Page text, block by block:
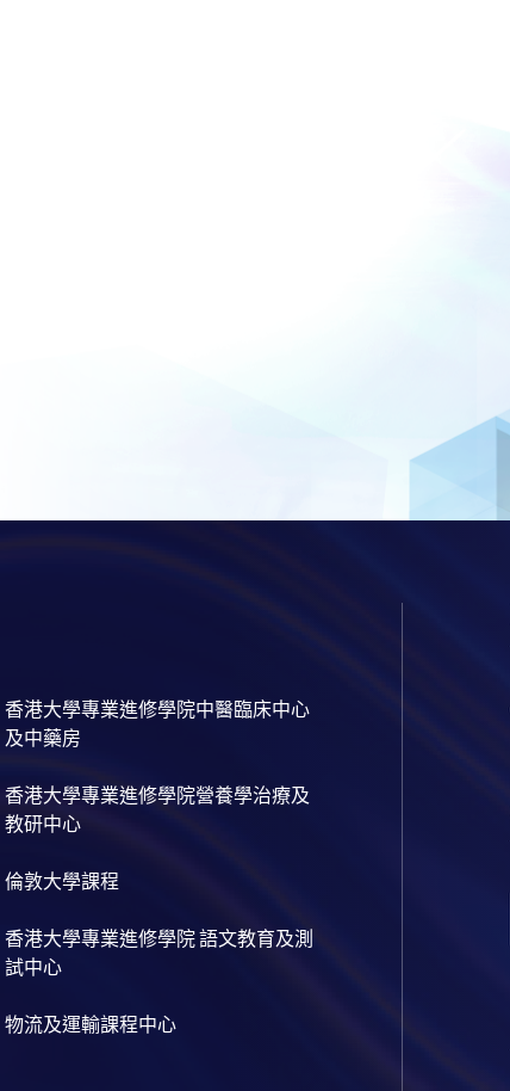
香港大學專業進修學院中醫臨床中心
及中藥房
香港大學專業進修學院營養學治療及
教研中心
倫敦大學課程
香港大學專業進修學院 語文教育及測
試中心
物流及運輸課程中心